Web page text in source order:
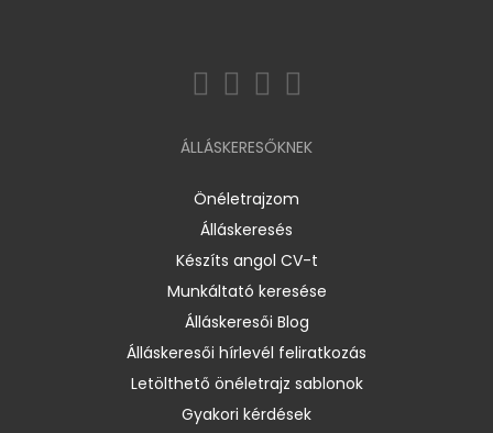
ÁLLÁSKERESŐKNEK
Önéletrajzom
Álláskeresés
Készíts angol CV-t
Munkáltató keresése
Álláskeresői Blog
Álláskeresői hírlevél feliratkozás
Letölthető önéletrajz sablonok
Gyakori kérdések